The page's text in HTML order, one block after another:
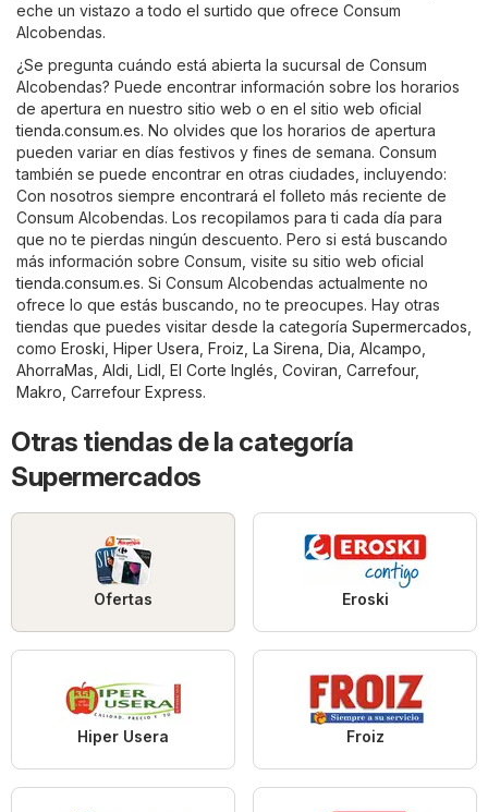
eche un vistazo a todo el surtido que ofrece Consum
Alcobendas.
¿Se pregunta cuándo está abierta la sucursal de Consum
Alcobendas? Puede encontrar información sobre los horarios
de apertura en nuestro sitio web o en el sitio web oficial
tienda.consum.es. No olvides que los horarios de apertura
pueden variar en días festivos y fines de semana. Consum
también se puede encontrar en otras ciudades, incluyendo:
Con nosotros siempre encontrará el folleto más reciente de
Consum Alcobendas. Los recopilamos para ti cada día para
que no te pierdas ningún descuento. Pero si está buscando
más información sobre Consum, visite su sitio web oficial
tienda.consum.es. Si Consum Alcobendas actualmente no
ofrece lo que estás buscando, no te preocupes. Hay otras
tiendas que puedes visitar desde la categoría Supermercados
como Eroski Hiper Usera Froiz La Sirena Dia Alcampo
AhorraMas Aldi Lidl El Corte Inglés Coviran Carrefour,
Makro Carrefour Express.
Otras tiendas de la categoría
Supermercados
Ofertas Eroski
Hiper Usera Froiz